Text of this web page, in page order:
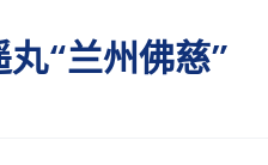
“兰州佛慈”